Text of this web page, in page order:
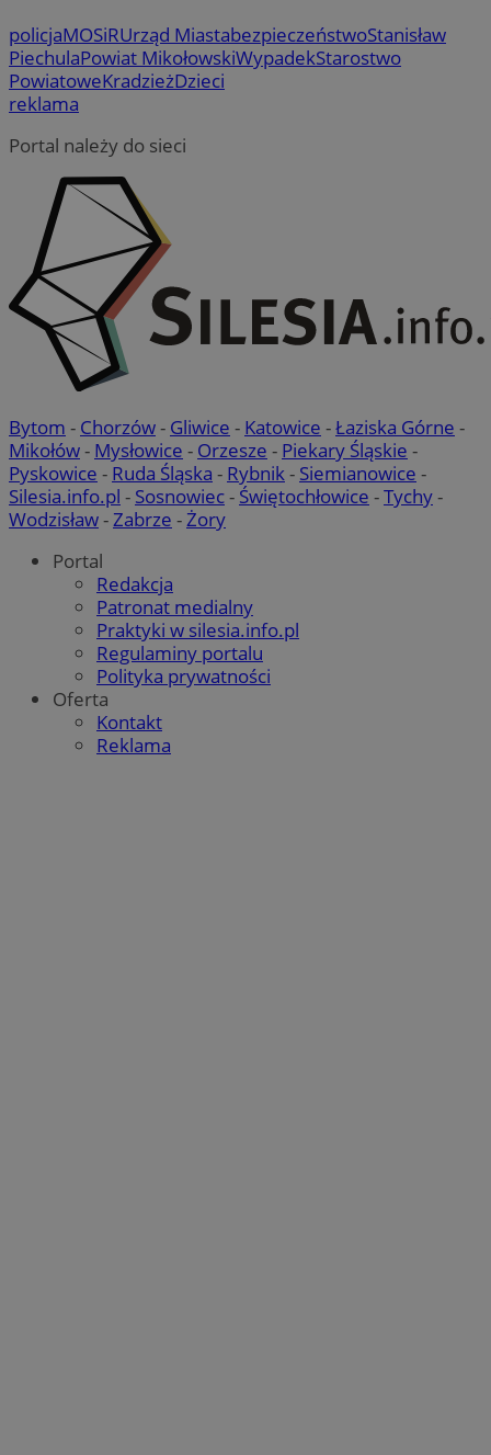
policjaMOSiRUrząd MiastabezpieczeństwoStanisław
PiechulaPowiat MikołowskiWypadekStarostwo
PowiatoweKradzieżDzieci
reklama
Portal należy do sieci
Bytom - Chorzów- Gliwice - Katowice -Łaziska Górne -
Mikołów- Mysłowice - Orzesze - Piekary Śląskie -
Pyskowice - Ruda Śląska - Rybnik - Siemianowice -
Silesia.info.pl - Sosnowiec- Świętochłowice -Tychy-
Wodzisław- Zabrze - Żory
Portal
Redakcja
Patronat medialny
Praktyki w silesia.info.pl
Regulaminy portalu
Polityka prywatności
Oferta
Kontakt
Reklama